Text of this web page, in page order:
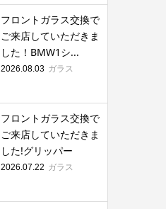
フロントガラス交換で
ご来店していただきま
した！BMW1シ...
2026.08.03 ガラス
フロントガラス交換で
ご来店していただきま
した!グリッパー
2026.07.22 ガラス